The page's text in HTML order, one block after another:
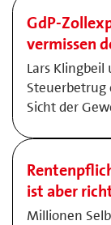
GdP-
vermissen
Lars
Steuerbetrug
Sicht der
ist aber
Millionen